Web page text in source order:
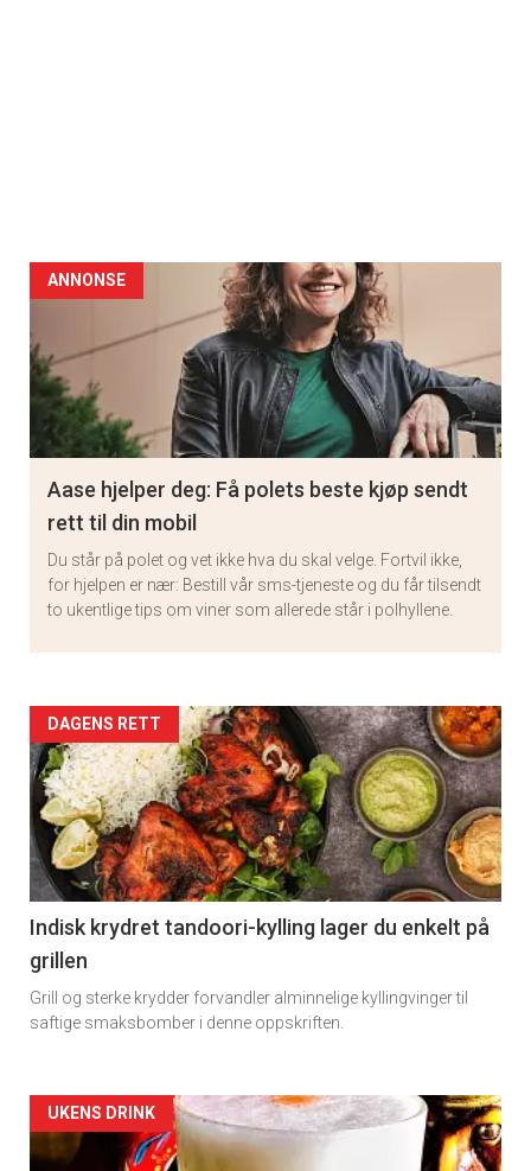
ANNONSE
Aase hjelper deg: Få polets beste kjøp sendt
rett til din mobil
Du står på polet og vet ikke hva du skal velge. Fortvil ikke,
for hjelpen er nær: Bestill vår sms-tjeneste og du får tilsendt
to ukentlige tips om viner som allerede står i polhyllene.
Artikler
detail
-
section
11
DAGENS RETT
Indisk krydret tandoori-kylling lager du enkelt på
grillen
Grill og sterke krydder forvandler alminnelige kyllingvinger til
saftige smaksbomber i denne oppskriften.
Artikler
UKENS DRINK